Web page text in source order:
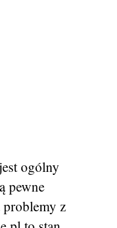
ogólny
pewne
problemy z